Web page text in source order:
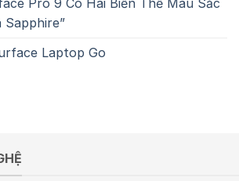
Pro 9 Có Hai Biến Thể Màu Sắc
Sapphire”
Laptop Go